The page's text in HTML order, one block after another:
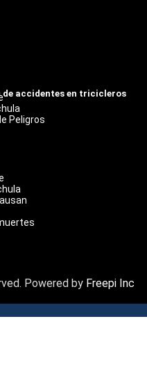
de accidentes en tricicleros
Peligros
Powered by Freepi Inc